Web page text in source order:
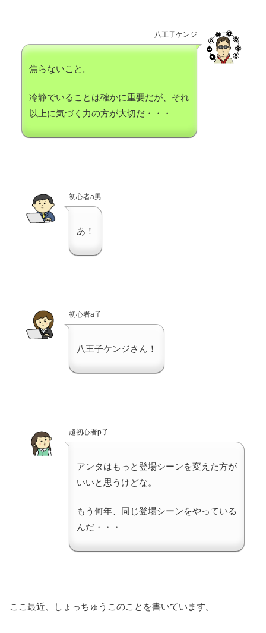
八王子ケンジ
焦らないこと。
冷静でいることは確かに重要だが、それ
以上に気づく力の方が大切だ・・・
初心者a男
あ！
初心者a子
八王子ケンジさん！
超初心者p子
アンタはもっと登場シーンを変えた方が
いいと思うけどな。
もう何年、同じ登場シーンをやっている
んだ・・・
ここ最近、しょっちゅうこのことを書いています。